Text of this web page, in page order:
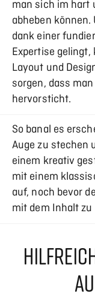
man sich im hart
abheben
dank einer
Expertise
Layout und
sorgen, dass
hervorsticht.
So banal es
Auge zu stechen
einem kreativ
mit einem
auf, noch bevor
mit dem Inhalt zu